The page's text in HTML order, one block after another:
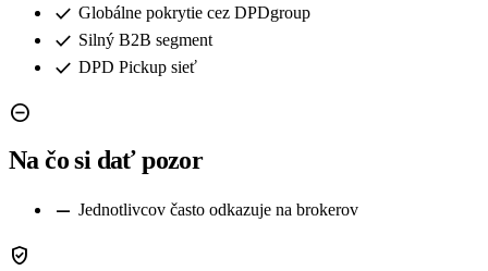
check Globálne pokrytie cez DPDgroup
check Silný B2B segment
check DPD Pickup sieť
remove_circle
Na čo si dať pozor
remove Jednotlivcov často odkazuje na brokerov
verified_user